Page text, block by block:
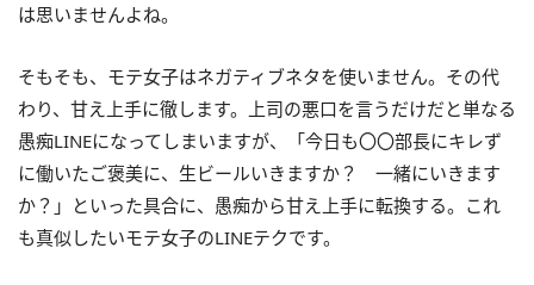
は思いませんよね。
そもそも、モテ女子はネガティブネタを使いません。その代
わり、甘え上手に徹します。上司の悪口を言うだけだと単なる
愚痴LINEになってしまいますが、「今日も〇〇部長にキレず
に働いたご褒美に、生ビールいきますか？ 一緒にいきます
か？」といった具合に、愚痴から甘え上手に転換する。これ
も真似したいモテ女子のLINEテクです。